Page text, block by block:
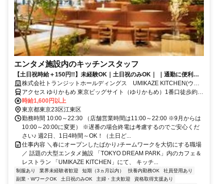
エンタメ施設内のキッチンスタッフ
【土日祝時給＋150円!!】未経験OK｜土日祝のみOK｜ ｜通勤に便利な
駅近立地♪｜時給1600円～シフト自由◎
株式会社トランジットホールディングス UMIKAZE KITCHEN(ウミ
カゼキッチン)
アクセス ゆりかもめ 東京ビッグサイト（ゆりかもめ）1番口徒歩約5
分、りんかい線 国際展示場（りんかい線）C口徒歩約9分、ゆりかも
め 有明（東京都）1番口徒歩約12分
時給1,600円以上
東京都東京23区江東区
勤務時間 10:00～22:30 （店舗営業時間は11:00～22:00 ※9月からは
10:00～20:00に変更） ※遅番の場合終電は考慮するのでご安心くだ
さい♪ 週2日、1日4時間～OK！（土日ど...
仕事内容 ＼春にオープンしたばかり♪チームワークを大切にする職場
／ 話題の大型エンタメ施設 「TOKYO DREAM PARK」内のカフェ＆
レストラン 「UMIKAZE KITCHEN」にて、 キッチ...
制服あり 業界未経験者歓迎 短期（3ヵ月以内） 扶養内勤務OK
社員登用あり
副業・WワークOK
土日祝のみOK 主婦・主夫歓迎
資格取得支援あり